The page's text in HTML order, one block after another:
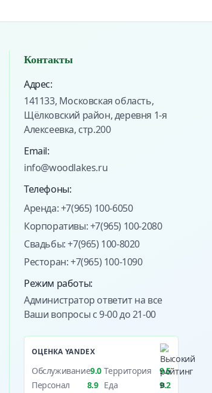
Контакты
Адрес:
141133, Московская область,
Щёлковский район, деревня 1-я
Алексеевка, стр.200
Email:
info@woodlakes.ru
Телефоны:
Аренда: +7(965) 100-6050
Корпоративы: +7(965) 100-2080
Свадьбы: +7(965) 100-8020
Ресторан: +7(965) 100-1090
Режим работы:
Администратор ответит на все
Ваши вопросы с 9-00 до 21-00
ОЦЕНКА YANDEX
Обслуживание9.0 Территория
9.5
Персонал
8.9 Еда 9.2